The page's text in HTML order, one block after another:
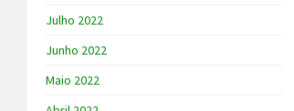
Julho 2022
Junho 2022
Maio 2022